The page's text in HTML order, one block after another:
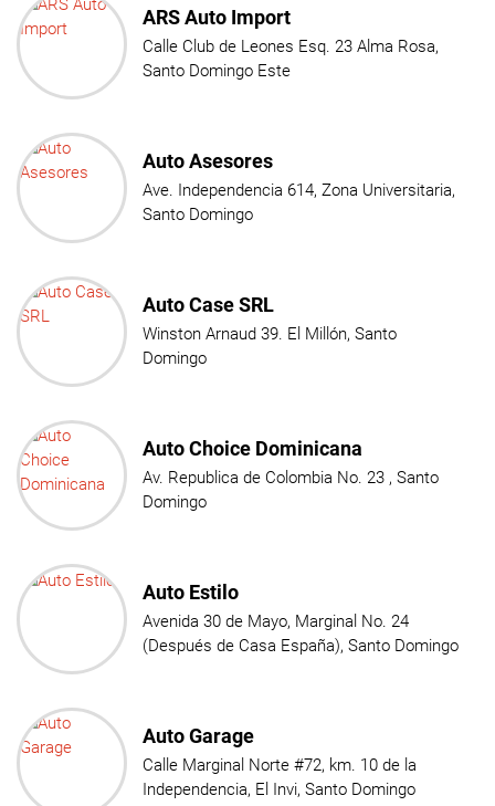
ARS Auto Import
Calle Club de Leones Esq. 23 Alma Rosa,
Santo Domingo Este
Auto Asesores
Ave. Independencia 614, Zona Universitaria,
Santo Domingo
Auto Case SRL
Winston Arnaud 39. El Millón, Santo
Domingo
Auto Choice Dominicana
Av. Republica de Colombia No. 23 , Santo
Domingo
Auto Estilo
Avenida 30 de Mayo, Marginal No. 24
(Después de Casa España), Santo Domingo
Auto Garage
Calle Marginal Norte #72, km. 10 de la
Independencia, El Invi, Santo Domingo